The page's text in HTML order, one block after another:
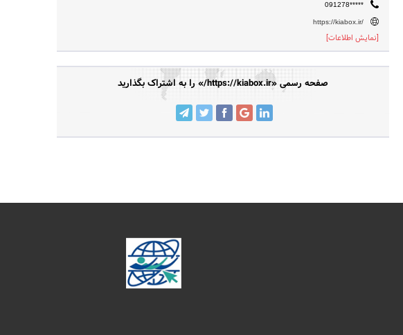
091278*****
https://kiabox.ir/
[نمایش اطلاعات]
صفحه رسمی «https://kiabox.ir/» را به اشتراک بگذارید